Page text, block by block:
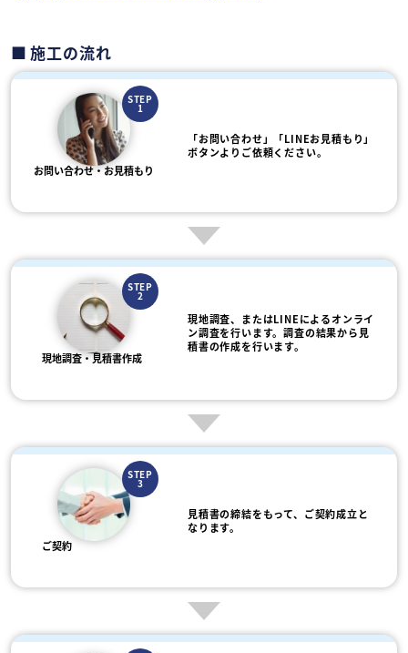
施工の流れ
STEP
1
お問い合わせ・お見積もり
「お問い合わせ」「LINEお見積もり」
ボタンよりご依頼ください。
STEP
2
現地調査・見積書作成
現地調査、またはLINEによるオンライ
ン調査を行います。調査の結果から見
積書の作成を行います。
STEP
3
ご契約
見積書の締結をもって、ご契約成立と
なります。